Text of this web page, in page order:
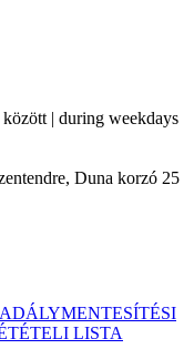
| during weekdays
Duna korzó 25
LISTA